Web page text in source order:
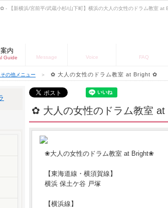
- 【新横浜/宮前平/武蔵小杉/山下町】横浜の大人の女性のドラム教室 at
内
Guide Message Voice FAQ
の他メニュー ＞ ✿ 大人の女性のドラム教室 at Bright ✿
✿ 大人の女性のドラム教室
❀大人の女性のドラム教室 at Bright❀
【東海道線・横須賀線】
横浜 保土ケ谷 戸塚
【横浜線】